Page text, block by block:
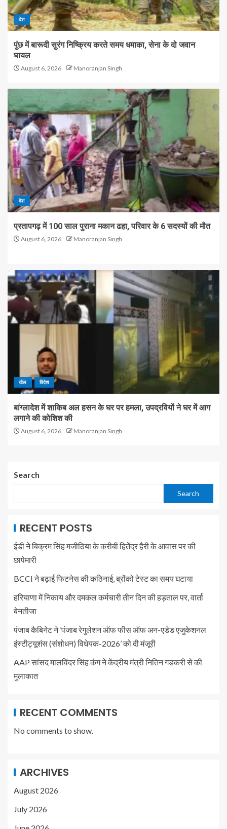
देश
पुंछ में बारूदी सुरंग निष्क्रिय करते समय धमाका, सेना के दो जवान
घायल
August 6, 2026 Manoranjan Singh
देश
प्रतापगढ़ में 100 साल पुराना मकान ढहा, परिवार के 6 सदस्यों की मौत
August 6, 2026 Manoranjan Singh
खेल विदेश
बांग्लादेश में शाकिब अल हसन के घर पर हमला, उपद्रवियों ने घर में आग
लगाने की कोशिश की
August 6, 2026 Manoranjan Singh
Search
Search
RECENT POSTS
ईडी ने बिक्रम सिंह मजीठिया के करीबी हितेंद्र हैरी के आवास पर की
छापेमारी
BCCI ने बढ़ाई फिटनेस की कठिनाई, ब्रोंको टेस्ट का समय घटाया
हरियाणा में निकाय और दमकल कर्मचारी तीन दिन की हड़ताल पर, वार्ता
बेनतीजा
पंजाब कैबिनेट ने ‘पंजाब रेगुलेशन ऑफ फीस ऑफ अन-एडेड एजुकेशनल
इंस्टीट्यूशंस (संशोधन) विधेयक-2026’ को दी मंजूरी
AAP सांसद मालविंदर सिंह कंग ने केंद्रीय मंत्री नितिन गडकरी से की
मुलाकात
RECENT COMMENTS
No comments to show.
ARCHIVES
August 2026
July 2026